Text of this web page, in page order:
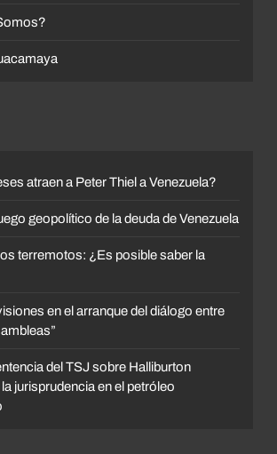
atraen a Peter Thiel a Venezuela?
geopolítico de la deuda de Venezuela
terremotos: ¿Es posible saber la
en el arranque del diálogo entre
del TSJ sobre Halliburton
jurisprudencia en el petróleo